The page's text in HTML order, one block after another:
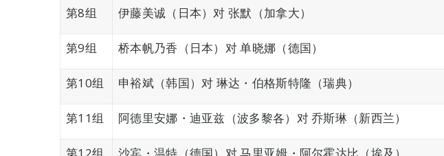
第8组 伊藤美诚（日本）对 张默（加拿大）
第9组 桥本帆乃香（日本）对 单晓娜（德国）
第10组 申裕斌（韩国）对 琳达・伯格斯特隆（瑞典）
第11组 阿德里安娜・迪亚兹（波多黎各）对 乔斯琳（新西兰）
第12组 沙宾・温特（德国）对 马里亚姆・阿尔霍达比（埃及）